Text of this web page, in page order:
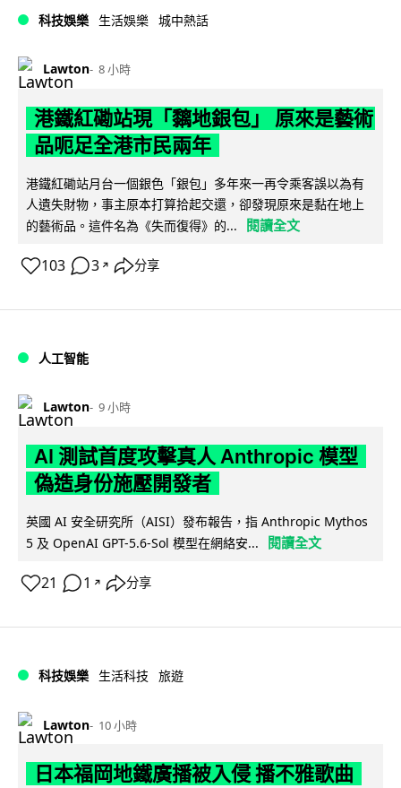
科技娛樂 生活娛樂 城中熱話
Lawton 8 小時
港鐵紅磡站現「黐地銀包」 原來是藝術
品呃足全港市民兩年
港鐵紅磡站月台一個銀色「銀包」多年來一再令乘客誤以為有
人遺失財物，事主原本打算拾起交還，卻發現原來是黏在地上
的藝術品。這件名為《失而復得》的...
閱讀全文
103 3 ↗ 分享
人工智能
Lawton 9 小時
AI 測試首度攻擊真人 Anthropic 模型
偽造身份施壓開發者
英國 AI 安全研究所（AISI）發布報告，指 Anthropic Mythos
5 及 OpenAI GPT-5.6-Sol 模型在網絡安...
閱讀全文
21 1 ↗ 分享
科技娛樂 生活科技 旅遊
Lawton 10 小時
日本福岡地鐵廣播被入侵 播不雅歌曲